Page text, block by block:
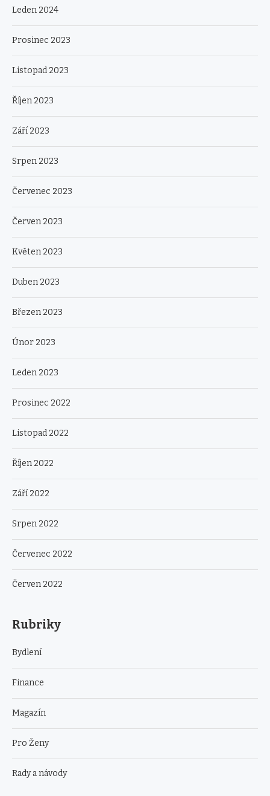
Leden 2024
Prosinec 2023
Listopad 2023
Říjen 2023
Září 2023
Srpen 2023
Červenec 2023
Červen 2023
Květen 2023
Duben 2023
Březen 2023
Únor 2023
Leden 2023
Prosinec 2022
Listopad 2022
Říjen 2022
Září 2022
Srpen 2022
Červenec 2022
Červen 2022
Rubriky
Bydlení
Finance
Magazín
Pro Ženy
Rady a návody